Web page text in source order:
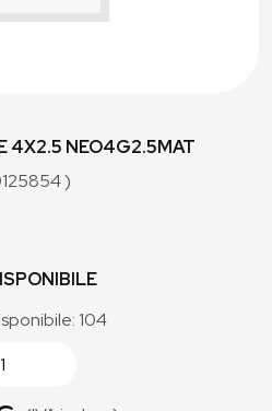
4X2.5 NEO4G2.5MAT
)
104